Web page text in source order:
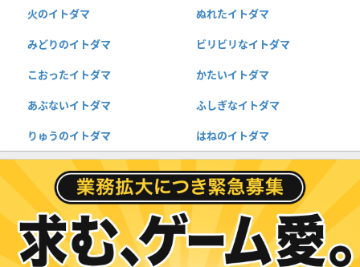
火のイトダマ ぬれたイトダマ
みどりのイトダマ ビリビリなイトダマ
こおったイトダマ かたいイトダマ
あぶないイトダマ ふしぎなイトダマ
りゅうのイトダマ はねのイトダマ